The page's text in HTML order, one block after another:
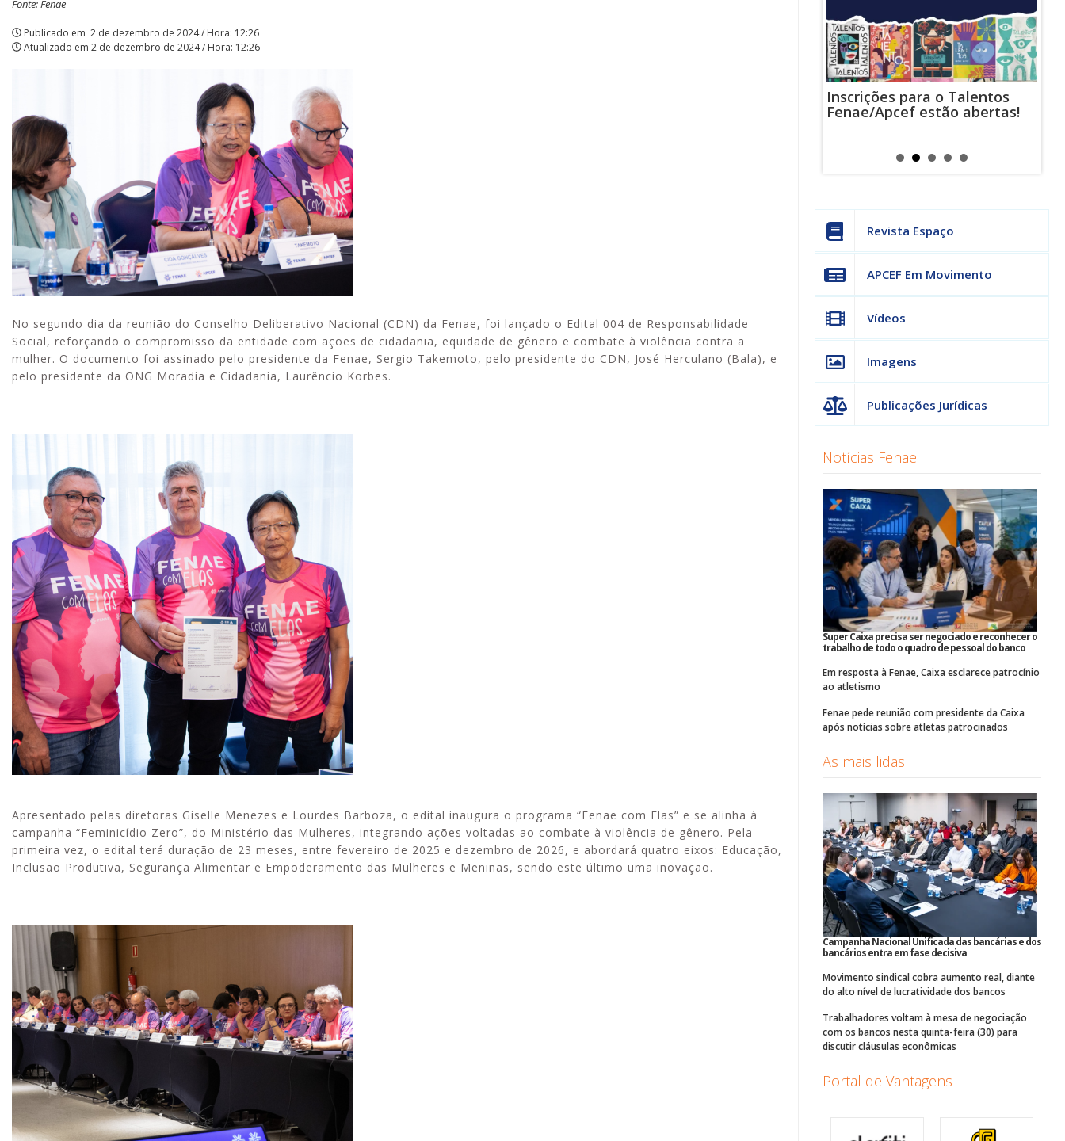
segundo
dia
reunião
do
CDN
|
APCEF/SP
Fonte: Fenae
Publicado em 2 de dezembro de 2024 / Hora: 12:26
Atualizado em 2 de dezembro de 2024 / Hora: 12:26
No segundo dia da reunião do Conselho Deliberativo Nacional (CDN) da Fenae, foi lançado o Edital 004 de Responsabilidade
Social, reforçando o compromisso da entidade com ações de cidadania, equidade de gênero e combate à violência contra a
mulher. O documento foi assinado pelo presidente da Fenae, Sergio Takemoto, pelo presidente do CDN, José Herculano (Bala), e
pelo presidente da ONG Moradia e Cidadania, Laurêncio Korbes.
Apresentado pelas diretoras Giselle Menezes e Lourdes Barboza, o edital inaugura o programa “Fenae com Elas” e se alinha à
campanha “Feminicídio Zero”, do Ministério das Mulheres, integrando ações voltadas ao combate à violência de gênero. Pela
primeira vez, o edital terá duração de 23 meses, entre fevereiro de 2025 e dezembro de 2026, e abordará quatro eixos: Educação,
Inclusão Produtiva, Segurança Alimentar e Empoderamento das Mulheres e Meninas, sendo este último uma inovação.
Inscrições para o Talentos
Fenae/Apcef estão abertas!
Revista Espaço
APCEF Em Movimento
Vídeos
Imagens
Publicações Jurídicas
Notícias Fenae
Super Caixa precisa ser negociado e reconhecer o
trabalho de todo o quadro de pessoal do banco
Em resposta à Fenae, Caixa esclarece patrocínio
ao atletismo
Fenae pede reunião com presidente da Caixa
após notícias sobre atletas patrocinados
As mais lidas
Campanha Nacional Unificada das bancárias e dos
bancários entra em fase decisiva
Movimento sindical cobra aumento real, diante
do alto nível de lucratividade dos bancos
Trabalhadores voltam à mesa de negociação
com os bancos nesta quinta-feira (30) para
discutir cláusulas econômicas
Portal de Vantagens